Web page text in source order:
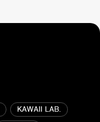
KAWAII LAB.